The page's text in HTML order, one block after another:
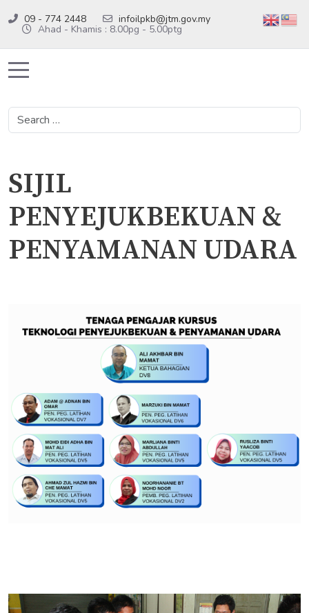
09 - 774 2448 infoilpkb@jtm.gov.my
Ahad - Khamis : 8.00pg - 5.00ptg
Mobile Menu Toggle
Search
SIJIL
PENYEJUKBEKUAN &
PENYAMANAN UDARA